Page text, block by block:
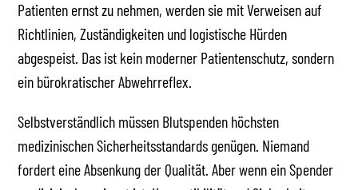
Patienten ernst zu nehmen, werden sie mit Verweisen auf
Richtlinien, Zuständigkeiten und logistische Hürden
abgespeist. Das ist kein moderner Patientenschutz, sondern
ein bürokratischer Abwehrreflex.
Selbstverständlich müssen Blutspenden höchsten
medizinischen Sicherheitsstandards genügen. Niemand
fordert eine Absenkung der Qualität. Aber wenn ein Spender